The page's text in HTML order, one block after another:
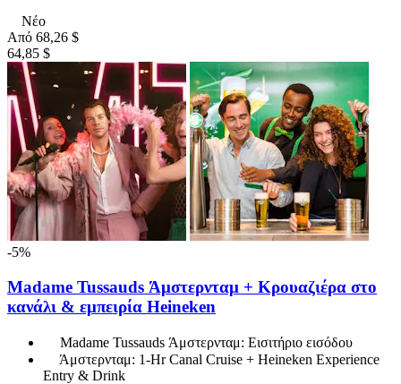
Νέο
Από 68,26 $
64,85 $
-5%
Madame Tussauds Άμστερνταμ + Κρουαζιέρα στο
κανάλι & εμπειρία Heineken
Madame Tussauds Άμστερνταμ: Εισιτήριο εισόδου
Άμστερνταμ: 1-Hr Canal Cruise + Heineken Experience
Entry & Drink